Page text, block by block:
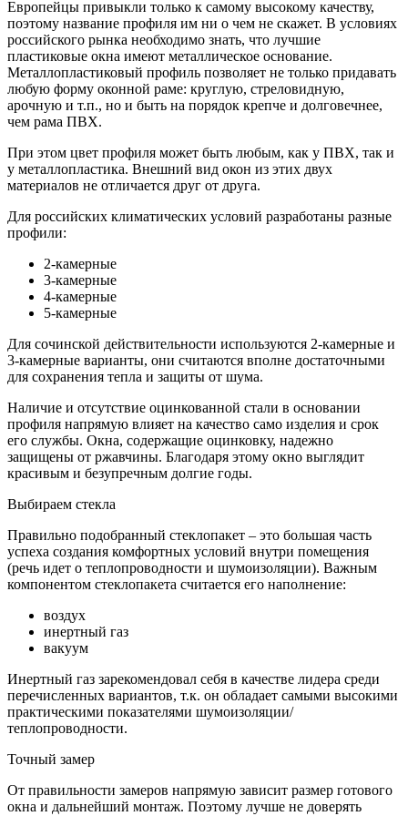
Европейцы привыкли только к самому высокому качеству,
поэтому название профиля им ни о чем не скажет. В условиях
российского рынка необходимо знать, что лучшие
пластиковые окна имеют металлическое основание.
Металлопластиковый профиль позволяет не только придавать
любую форму оконной раме: круглую, стреловидную,
арочную и т.п., но и быть на порядок крепче и долговечнее,
чем рама ПВХ.
При этом цвет профиля может быть любым, как у ПВХ, так и
у металлопластика. Внешний вид окон из этих двух
материалов не отличается друг от друга.
Для российских климатических условий разработаны разные
профили:
2-камерные
3-камерные
4-камерные
5-камерные
Для сочинской действительности используются 2-камерные и
3-камерные варианты, они считаются вполне достаточными
для сохранения тепла и защиты от шума.
Наличие и отсутствие оцинкованной стали в основании
профиля напрямую влияет на качество само изделия и срок
его службы. Окна, содержащие оцинковку, надежно
защищены от ржавчины. Благодаря этому окно выглядит
красивым и безупречным долгие годы.
Выбираем стекла
Правильно подобранный стеклопакет – это большая часть
успеха создания комфортных условий внутри помещения
(речь идет о теплопроводности и шумоизоляции). Важным
компонентом стеклопакета считается его наполнение:
воздух
инертный газ
вакуум
Инертный газ зарекомендовал себя в качестве лидера среди
перечисленных вариантов, т.к. он обладает самыми высокими
практическими показателями шумоизоляции/
теплопроводности.
Точный замер
От правильности замеров напрямую зависит размер готового
окна и дальнейший монтаж. Поэтому лучше не доверять